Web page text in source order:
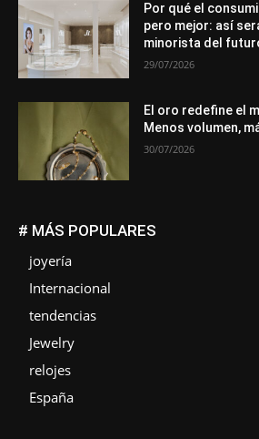
Por qué el
pero mejor: así
minorista del
29/07/2026
El oro redefine el
Menos volumen,
30/07/2026
# MÁS POPULARES
joyería
Internacional
tendencias
Jewelry
relojes
España